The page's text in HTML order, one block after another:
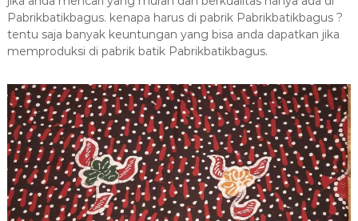
Pabrikbatikbagus. kenapa harus di pabrik Pabrikbatikbagus ?
tentu saja banyak keuntungan yang bisa anda dapatkan jika
memproduksi di pabrik batik Pabrikbatikbagus.